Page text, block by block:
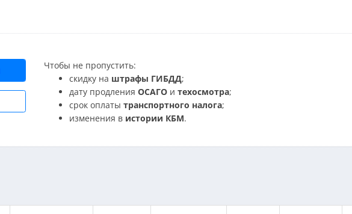
Чтобы не пропустить:
скидку на штрафы ГИБДД;
дату продления ОСАГО и техосмотра;
срок оплаты транспортного налога;
изменения в истории КБМ.